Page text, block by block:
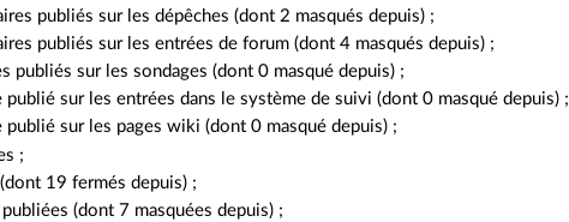
publiés sur les dépêches (dont 2 masqués depuis) ;
publiés sur les entrées de forum (dont 4 masqués depuis) ;
publiés sur les sondages (dont 0 masqué depuis) ;
publié sur les entrées dans le système de suivi (dont 0 masqué depuis) ;
publié sur les pages wiki (dont 0 masqué depuis) ;
;
19 fermés depuis) ;
(dont 7 masquées depuis) ;